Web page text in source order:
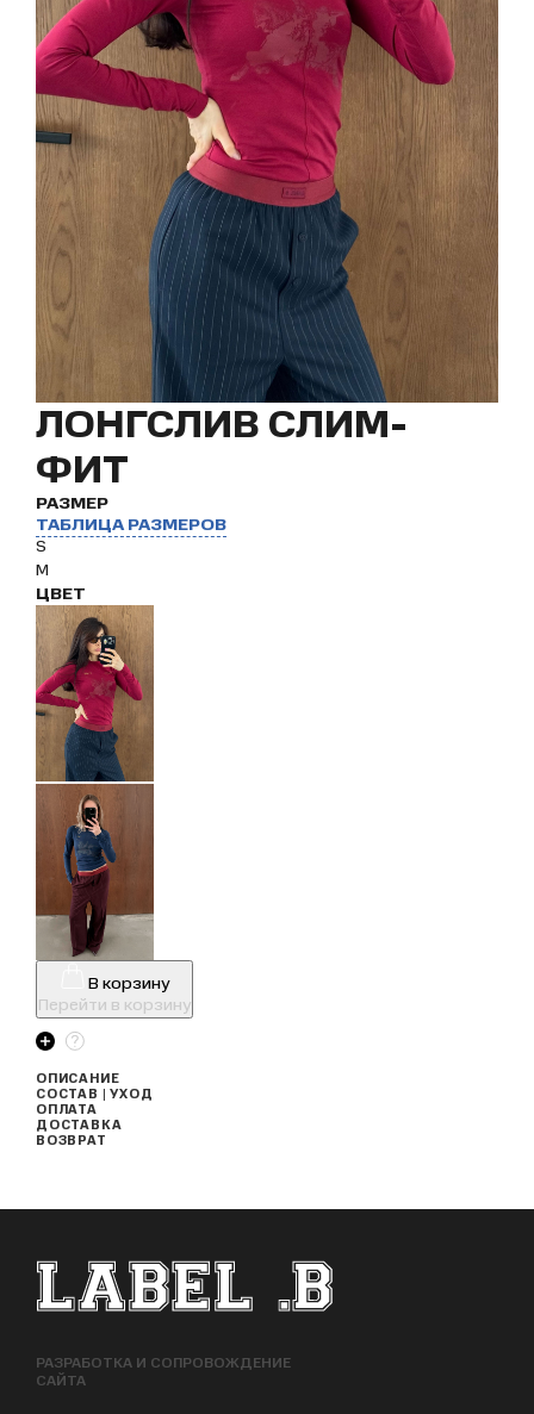
ЛОНГСЛИВ СЛИМ-
ФИТ
РАЗМЕР
ТАБЛИЦА РАЗМЕРОВ
S
M
ЦВЕТ
В корзину
Перейти в корзину
ОПИСАНИЕ
СОСТАВ | УХОД
ОПЛАТА
ДОСТАВКА
ВОЗВРАТ
ФУТЕР САЙТА
РАЗРАБОТКА И СОПРОВОЖДЕНИЕ
САЙТА